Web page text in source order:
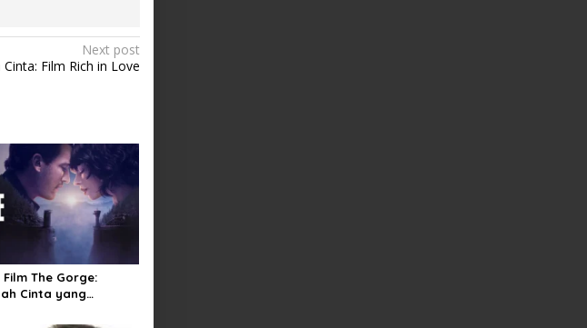
Next post
Film Rich in Love
The Gorge:
Cinta yang